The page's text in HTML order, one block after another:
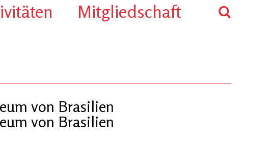
Mitgliedschaft
von Brasilien
von Brasilien